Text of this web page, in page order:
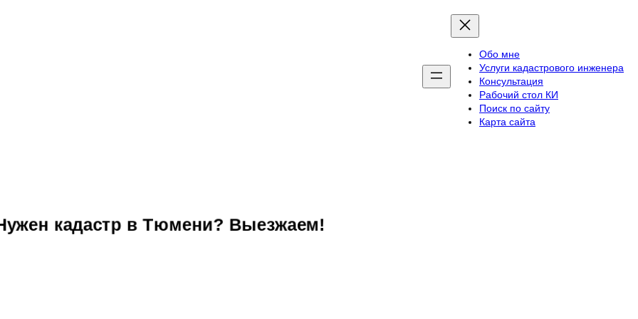
Обо мне
Услуги кадастрового инженера
Консультация
Рабочий стол КИ
Поиск по сайту
Карта сайта
кадастр в Тюмени? Выезжаем!